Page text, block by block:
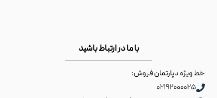
با ما در ارتباط باشید
خط ویژه دپارتمان فروش:
۰۲۱۹۲۰۰۰۰۲۵